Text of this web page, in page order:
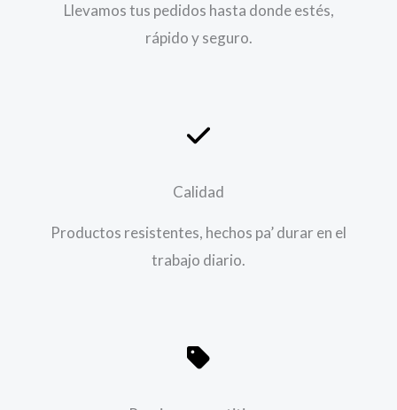
Llevamos tus pedidos hasta donde estés,
rápido y seguro.​
Calidad
Productos resistentes, hechos pa’ durar en el
trabajo diario.